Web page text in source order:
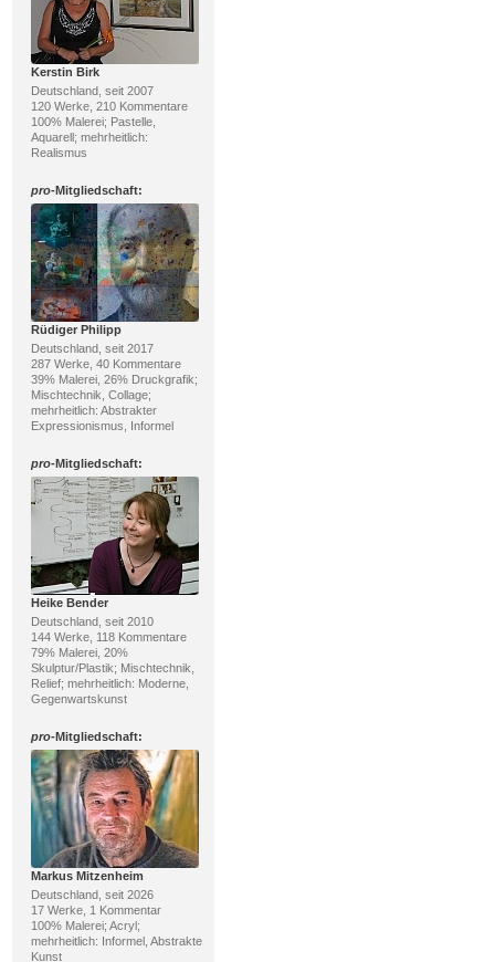
Kerstin Birk
Deutschland, seit 2007
120 Werke, 210 Kommentare
100% Malerei; Pastelle,
Aquarell; mehrheitlich:
Realismus
pro-Mitgliedschaft:
Rüdiger Philipp
Deutschland, seit 2017
287 Werke, 40 Kommentare
39% Malerei, 26% Druckgrafik;
Mischtechnik, Collage;
mehrheitlich: Abstrakter
Expressionismus, Informel
pro-Mitgliedschaft:
Heike Bender
Deutschland, seit 2010
144 Werke, 118 Kommentare
79% Malerei, 20%
Skulptur/Plastik; Mischtechnik,
Relief; mehrheitlich: Moderne,
Gegenwartskunst
pro-Mitgliedschaft:
Markus Mitzenheim
Deutschland, seit 2026
17 Werke, 1 Kommentar
100% Malerei; Acryl;
mehrheitlich: Informel, Abstrakte
Kunst